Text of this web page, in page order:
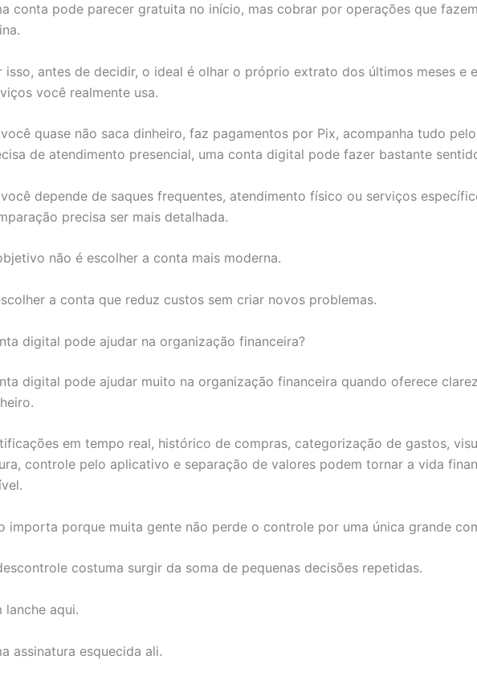
conta pode parecer gratuita no início, mas cobrar por operações que
isso, antes de decidir, o ideal é olhar o próprio extrato dos últimos meses e
você realmente usa.
você quase não saca dinheiro, faz pagamentos por Pix, acompanha tudo
de atendimento presencial, uma conta digital pode fazer bastante
você depende de saques frequentes, atendimento físico ou serviços
precisa ser mais detalhada.
não é escolher a conta mais moderna.
a conta que reduz custos sem criar novos problemas.
digital pode ajudar na organização financeira?
digital pode ajudar muito na organização financeira quando oferece
em tempo real, histórico de compras, categorização de gastos,
controle pelo aplicativo e separação de valores podem tornar a vida
importa porque muita gente não perde o controle por uma única grande
costuma surgir da soma de pequenas decisões repetidas.
lanche aqui.
assinatura esquecida ali.